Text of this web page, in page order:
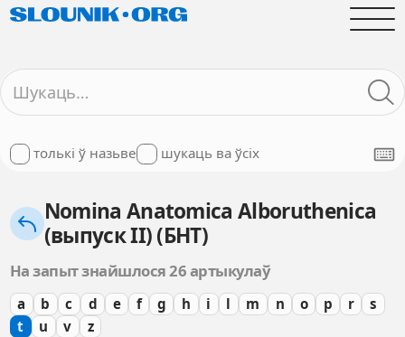
толькі ў назьве шукаць ва ўсіх
Nomina Anatomica Alboruthenica
(выпуск II) (БНТ)
На запыт знайшлося 26 артыкулаў
a b c d e f g h i l m n o p r
s
t
u v z